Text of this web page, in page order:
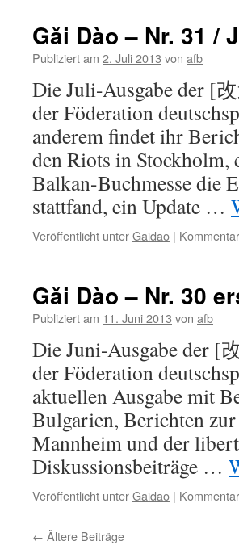
Gǎi Dào – Nr. 31 /
Publiziert am 2. Juli 2013 von afb
Die Juli-Ausgabe der [
der Föderation
anderem findet ihr
den Riots in
Balkan-Buchmesse die
stattfand, ein Update …
Veröffentlicht unterGaidao |
Gǎi Dào – Nr. 30
Publiziert am 11. Juni 2013 von afb
Die Juni-Ausgabe der [
der Föderation
aktuellen Ausgabe mit
Bulgarien, Berichten
Mannheim und der
Diskussionsbeiträge …
Veröffentlicht unterGaidao |
← Ältere Beiträge